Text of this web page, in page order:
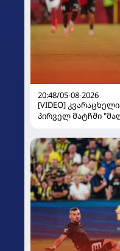
20:48/05-08-2026
[VIDEO]
პირველ მატჩში